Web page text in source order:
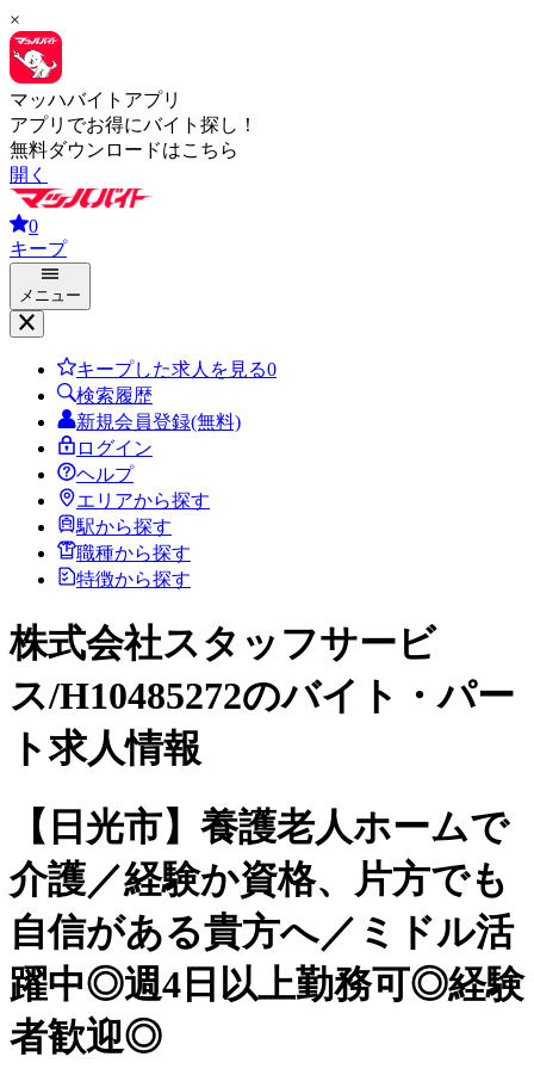
×
マッハバイトアプリ
アプリでお得にバイト探し！
無料ダウンロードはこちら
開く
0
キープ
メニュー
キープした求人を見る0
検索履歴
新規会員登録(無料)
ログイン
ヘルプ
エリアから探す
駅から探す
職種から探す
特徴から探す
株式会社スタッフサービ
ス/H10485272のバイト・パー
ト求人情報
【日光市】養護老人ホームで
介護／経験か資格、片方でも
自信がある貴方へ／ミドル活
躍中◎週4日以上勤務可◎経験
者歓迎◎